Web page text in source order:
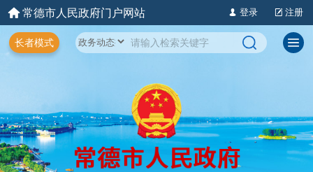
常德市人民政府门户网站 登录 注册
长者模式